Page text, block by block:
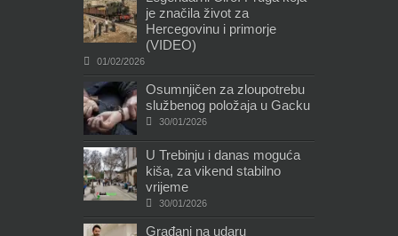
je značila život za
Hercegovinu i primorje
(VIDEO)
01/02/2026
Osumnjičen za zloupotrebu
službenog položaja u Gacku
30/01/2026
U Trebinju i danas moguća
kiša, za vikend stabilno
vrijeme
30/01/2026
Građani na udaru